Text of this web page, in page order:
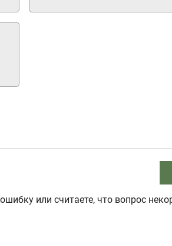
или считаете, что вопрос